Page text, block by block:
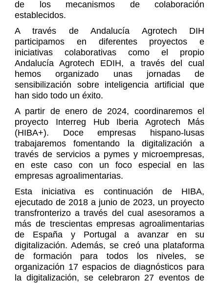
de los mecanismos de colaboración
establecidos.
A través de Andalucía Agrotech DIH
participamos en diferentes proyectos e
iniciativas colaborativas como el propio
Andalucía Agrotech EDIH, a través del cual
hemos organizado unas jornadas de
sensibilización sobre inteligencia artificial que
han sido todo un éxito.
A partir de enero de 2024, coordinaremos el
proyecto Interreg Hub Iberia Agrotech Más
(HIBA+). Doce empresas hispano-lusas
trabajaremos fomentando la digitalización a
través de servicios a pymes y microempresas,
en este caso con un foco especial en las
empresas agroalimentarias.
Esta iniciativa es continuación de HIBA,
ejecutado de 2018 a junio de 2023, un proyecto
transfronterizo a través del cual asesoramos a
más de trescientas empresas agroalimentarias
de España y Portugal a avanzar en su
digitalización. Además, se creó una plataforma
de formación para todos los niveles, se
organización 17 espacios de diagnósticos para
la digitalización, se celebraron 27 eventos de